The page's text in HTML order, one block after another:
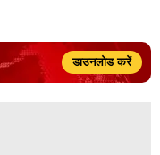
डाउनलोड करें